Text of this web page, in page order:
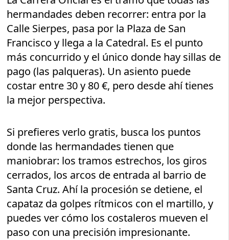
hermandades deben recorrer: entra por la
Calle Sierpes, pasa por la Plaza de San
Francisco y llega a la Catedral. Es el punto
más concurrido y el único donde hay sillas de
pago (las palqueras). Un asiento puede
costar entre 30 y 80 €, pero desde ahí tienes
la mejor perspectiva.
Si prefieres verlo gratis, busca los puntos
donde las hermandades tienen que
maniobrar: los tramos estrechos, los giros
cerrados, los arcos de entrada al barrio de
Santa Cruz. Ahí la procesión se detiene, el
capataz da golpes rítmicos con el martillo, y
puedes ver cómo los costaleros mueven el
paso con una precisión impresionante.